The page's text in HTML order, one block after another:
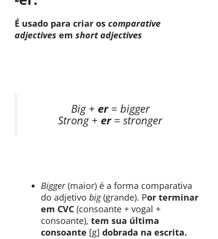
É usado para criar os comparative
adjectives em short adjectives
Big + er = bigger
Strong + er = stronger
Bigger(maior) é a forma comparativa
do adjetivo big(grande). Por terminar
em CVC (consoante + vogal +
consoante), tem sua última
consoante [g] dobrada na escrita.